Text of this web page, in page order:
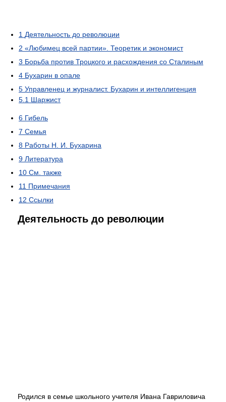
1 Деятельность до революции
2 «Любимец всей партии». Теоретик и экономист
3 Борьба против Троцкого и расхождения со Сталиным
4 Бухарин в опале
5 Управленец и журналист. Бухарин и интеллигенция
5.1 Шаржист
6 Гибель
7 Семья
8 Работы Н. И. Бухарина
9 Литература
10 См. также
11 Примечания
12 Ссылки
Деятельность до революции
Родился в семье школьного учителя Ивана Гавриловича